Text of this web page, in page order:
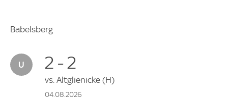
Babelsberg
2 - 2
vs. Altglienicke (H)
04.08.2026